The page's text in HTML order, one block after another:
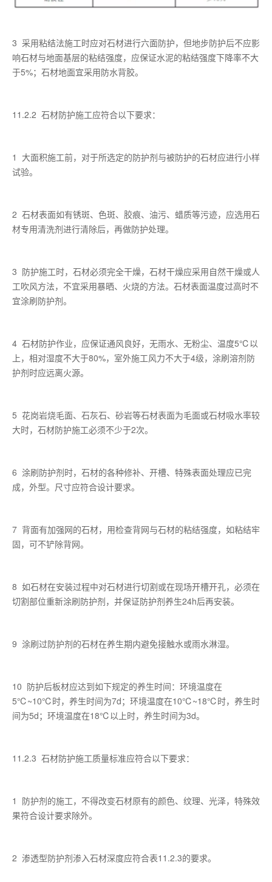
3 采用粘结法施工时应对石材进行六面防护，但地步防护后不应影
响石材与地面基层的粘结强度，应保证水泥的粘结强度下降率不大
于5%；石材地面宜采用防水背胶。
11.2.2 石材防护施工应符合以下要求：
1 大面积施工前，对于所选定的防护剂与被防护的石材应进行小样
试验。
2 石材表面如有锈斑、色斑、胶痕、油污、蜡质等污迹，应选用石
材专用清洗剂进行清除后，再做防护处理。
3 防护施工时，石材必须完全干燥，石材干燥应采用自然干燥或人
工吹风方法，不宜采用暴晒、火烧的方法。石材表面温度过高时不
宜涂刷防护剂。
4 石材防护作业，应保证通风良好，无雨水、无粉尘、温度5℃以
上，相对湿度不大于80%，室外施工风力不大于4级，涂刷溶剂防
护剂时应远离火源。
5 花岗岩烧毛面、石灰石、砂岩等石材表面为毛面或石材吸水率较
大时，石材防护施工必须不少于2次。
6 涂刷防护剂时，石材的各种修补、开槽、特殊表面处理应已完
成，外型。尺寸应符合设计要求。
7 背面有加强网的石材，用检查背网与石材的粘结强度，如粘结牢
固，可不铲除背网。
8 如石材在安装过程中对石材进行切割或在现场开槽开孔，必须在
切割部位重新涂刷防护剂，并保证防护剂养生24h后再安装。
9 涂刷过防护剂的石材在养生期内避免接触水或雨水淋湿。
10 防护后板材应达到如下规定的养生时间：环境温度在
5℃~10℃时，养生时间为7d；环境温度在10℃~18℃时，养生时
间为5d；环境温度在18℃以上时，养生时间为3d。
11.2.3 石材防护施工质量标准应符合以下要求：
1 防护剂的施工，不得改变石材原有的颜色、纹理、光泽，特殊效
果符合设计要求除外。
2 渗透型防护剂渗入石材深度应符合表11.2.3的要求。